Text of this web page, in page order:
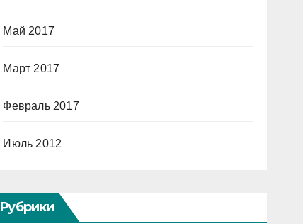
Май 2017
Март 2017
Февраль 2017
Июль 2012
Рубрики